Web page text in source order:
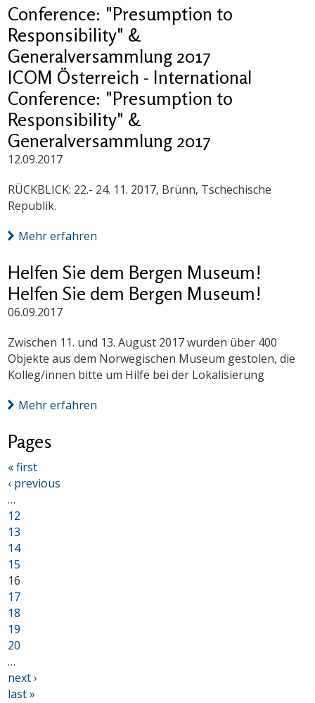
Conference: "Presumption to
Responsibility" &
Generalversammlung 2017
ICOM Österreich - International
Conference: "Presumption to
Responsibility" &
Generalversammlung 2017
12.09.2017
RÜCKBLICK: 22.- 24. 11. 2017, Brünn, Tschechische
Republik.
Mehr erfahren
Helfen Sie dem Bergen Museum!
Helfen Sie dem Bergen Museum!
06.09.2017
Zwischen 11. und 13. August 2017 wurden über 400
Objekte aus dem Norwegischen Museum gestolen, die
Kolleg/innen bitte um Hilfe bei der Lokalisierung
Mehr erfahren
Pages
« first
‹ previous
…
12
13
14
15
16
17
18
19
20
…
next ›
last »